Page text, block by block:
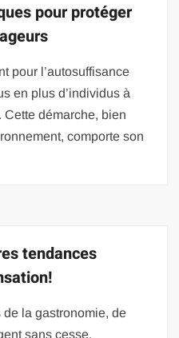
pour protéger
pour l’autosuffisance
en plus d’individus à
Cette démarche, bien
comporte son
tendances
de la gastronomie, de
sans cesse,